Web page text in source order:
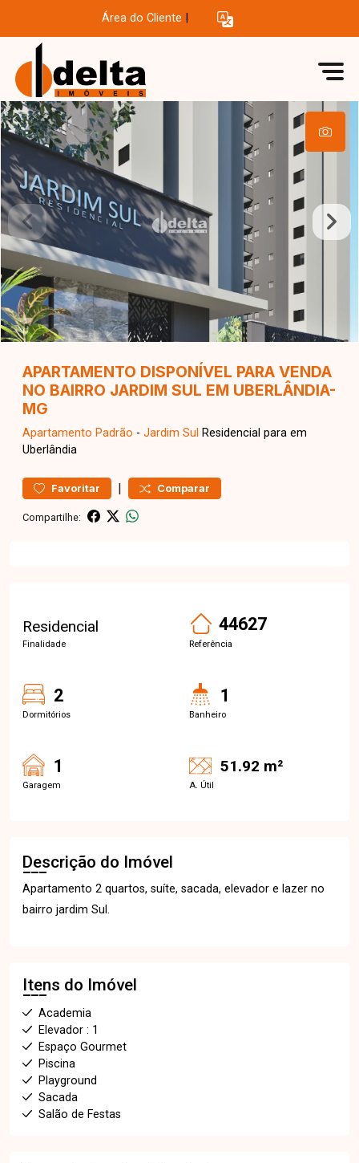
Área do Cliente
APARTAMENTO DISPONÍVEL PARA VENDA
NO BAIRRO JARDIM SUL EM UBERLÂNDIA-
MG
Apartamento Padrão - Jardim Sul Residencial para em
Uberlândia
Favoritar | Comparar
Compartilhe:
Residencial
Finalidade
44627
Referência
2
Dormitórios
1
Banheiro
1
Garagem
51.92 m²
A. Útil
Descrição do Imóvel
Apartamento 2 quartos, suíte, sacada, elevador e lazer no
bairro jardim Sul.
Itens do Imóvel
Academia
Elevador : 1
Espaço Gourmet
Piscina
Playground
Sacada
Salão de Festas